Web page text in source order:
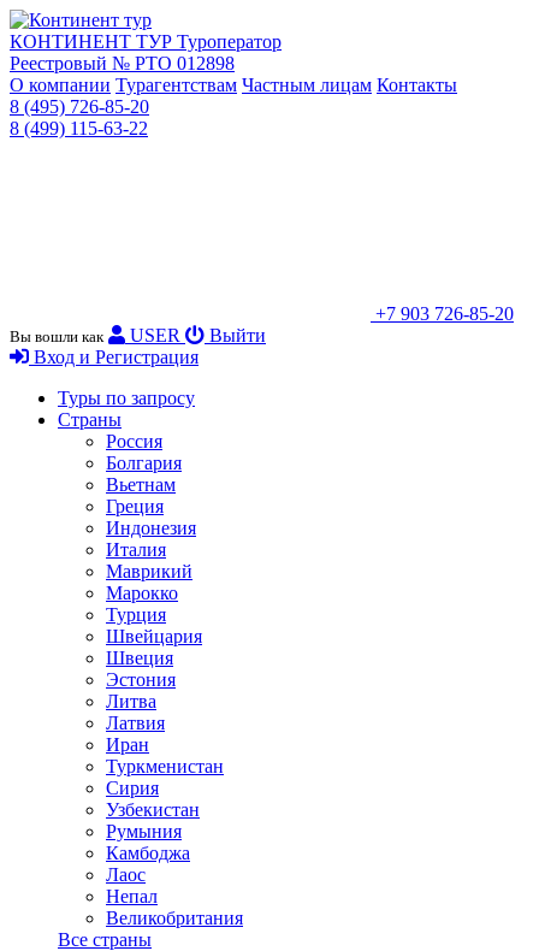
КОНТИНЕНТ ТУР Туроператор
Реестровый № РТО 012898
О компании Турагентствам Частным лицам Контакты
8 (495) 726-85-20
8 (499) 115-63-22
+7 903 726-85-20
Вы вошли как USER
Выйти
Вход и Регистрация
Туры по запросу
Страны
Россия
Болгария
Вьетнам
Греция
Индонезия
Италия
Маврикий
Марокко
Турция
Швейцария
Швеция
Эстония
Литва
Латвия
Иран
Туркменистан
Сирия
Узбекистан
Румыния
Камбоджа
Лаос
Непал
Великобритания
Все страны